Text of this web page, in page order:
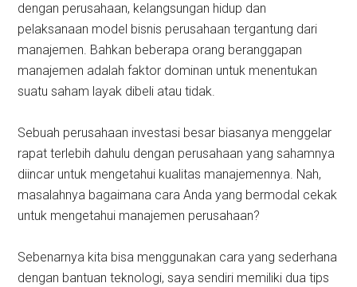
dengan perusahaan, kelangsungan hidup dan
pelaksanaan model bisnis perusahaan tergantung dari
manajemen. Bahkan beberapa orang beranggapan
manajemen adalah faktor dominan untuk menentukan
suatu saham layak dibeli atau tidak.
Sebuah perusahaan investasi besar biasanya menggelar
rapat terlebih dahulu dengan perusahaan yang sahamnya
diincar untuk mengetahui kualitas manajemennya. Nah,
masalahnya bagaimana cara Anda yang bermodal cekak
untuk mengetahui manajemen perusahaan?
Sebenarnya kita bisa menggunakan cara yang sederhana
dengan bantuan teknologi, saya sendiri memiliki dua tips